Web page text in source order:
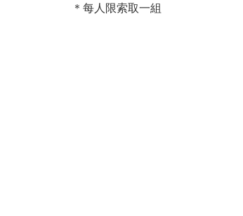
＊每人限索取一組